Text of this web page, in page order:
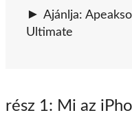
Ajánlja:
Ultimate
rész 1: Mi az